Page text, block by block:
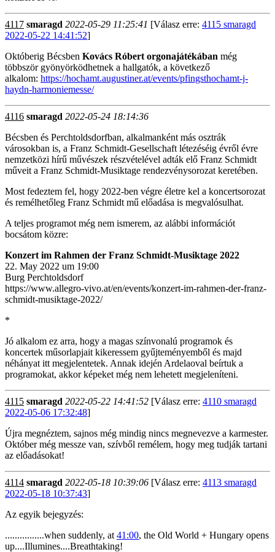
4117 smaragd 2022-05-29 11:25:41 [Válasz erre: 4115 smaragd
2022-05-22 14:41:52]
Októberig Bécsben Kovács Róbert orgonajátékában még
többször gyönyörködhetnek a hallgatók, a következő
alkalom: https://hochamt.augustiner.at/events/pfingsthochamt-j-
haydn-harmoniemesse/
4116 smaragd 2022-05-24 18:14:36
Bécsben és Perchtoldsdorfban, alkalmanként más osztrák
városokban is, a Franz Schmidt-Gesellschaft létezéséig évről évre
nemzetközi hírű művészek részvételével adták elő Franz Schmidt
műveit a Franz Schmidt-Musiktage rendezvénysorozat keretében.
Most fedeztem fel, hogy 2022-ben végre életre kel a koncertsorozat
és remélhetőleg Franz Schmidt mű előadása is megvalósulhat.
A teljes programot még nem ismerem, az alábbi információt
bocsátom közre:
Konzert im Rahmen der Franz Schmidt-Musiktage 2022
22. May 2022 um 19:00
Burg Perchtoldsdorf
https://www.allegro-vivo.at/en/events/konzert-im-rahmen-der-franz-
schmidt-musiktage-2022/
*
Jó alkalom ez arra, hogy a magas színvonalú programok és
koncertek műsorlapjait kikeressem gyűjteményemből és majd
néhányat itt megjelentetek. Annak idején Ardelaoval beírtuk a
programokat, akkor képeket még nem lehetett megjeleníteni.
4115 smaragd 2022-05-22 14:41:52 [Válasz erre: 4110 smaragd
2022-05-06 17:32:48]
Újra megnéztem, sajnos még mindig nincs megnevezve a karmester.
Október még messze van, szívből remélem, hogy meg tudják tartani
az előadásokat!
4114 smaragd 2022-05-18 10:39:06 [Válasz erre: 4113 smaragd
2022-05-18 10:37:43]
Az egyik bejegyzés:
................when suddenly, at 41:00, the Old World + Hungary opens
up....Illumines....Breathtaking!